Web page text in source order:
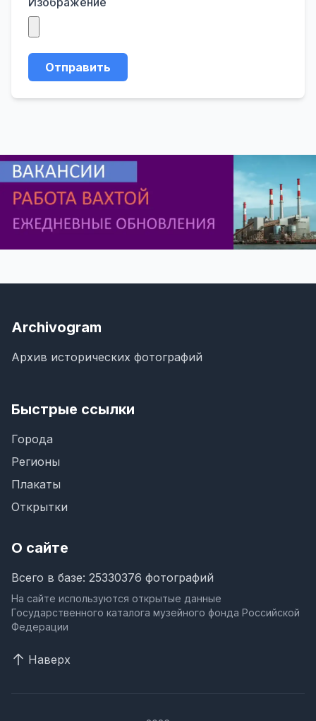
Отправить
Archivogram
Архив исторических фотографий
Быстрые ссылки
Города
Регионы
Плакаты
Открытки
О сайте
Всего в базе: 25330376 фотографий
На сайте используются открытые данные
Государственного каталога музейного фонда Российской
Федерации
Наверх